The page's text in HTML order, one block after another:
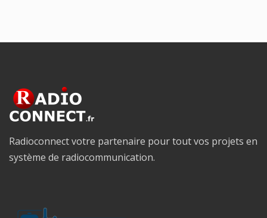
Radioconnect votre partenaire pour tout vos projets en
système de radiocommunication.